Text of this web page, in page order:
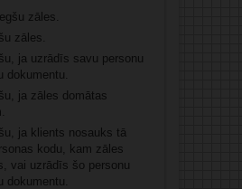
zāles.
zāles.
ja uzrādīs savu personu
dokumentu.
ja zāles domātas
ja klients nosauks tā
kodu, kam zāles
vai uzrādīs šo personu
dokumentu.